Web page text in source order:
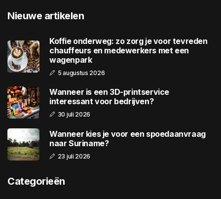
Nieuwe artikelen
Koffie onderweg: zo zorg je voor tevreden
chauffeurs en medewerkers met een
wagenpark
5 augustus 2026
Wanneer is een 3D-printservice
interessant voor bedrijven?
30 juli 2026
Wanneer kies je voor een spoedaanvraag
naar Suriname?
23 juli 2026
Categorieën